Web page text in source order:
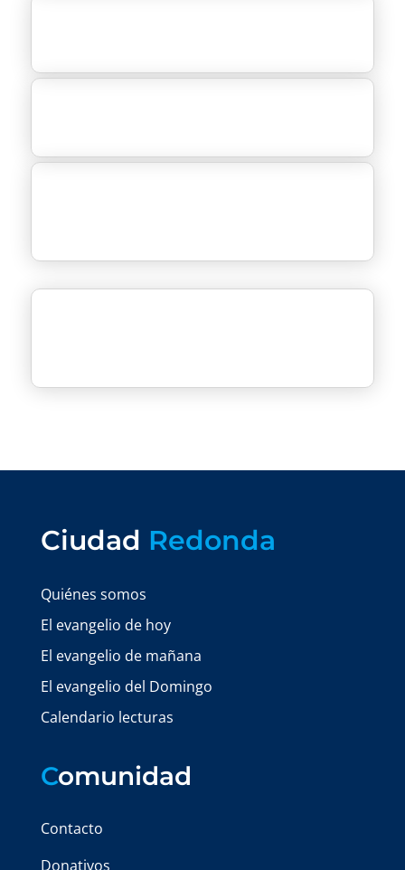
Ciudad Redonda
Quiénes somos
El evangelio de hoy
El evangelio de mañana
El evangelio del Domingo
Calendario lecturas
Comunidad
Contacto
Donativos